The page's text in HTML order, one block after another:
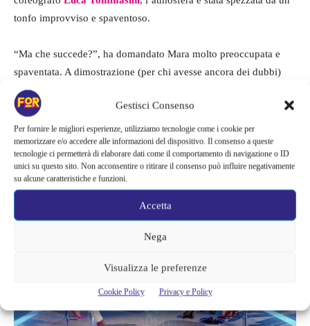
Gestisci Consenso
Per fornire le migliori esperienze, utilizziamo tecnologie come i cookie per
memorizzare e/o accedere alle informazioni del dispositivo. Il consenso a queste
tecnologie ci permetterà di elaborare dati come il comportamento di navigazione o ID
unici su questo sito. Non acconsentire o ritirare il consenso può influire negativamente
su alcune caratteristiche e funzioni.
Accetta
Nega
Visualizza le preferenze
Cookie Policy Privacy e Policy
tonfo improvviso e spaventoso.
“Ma che succede?”, ha domandato Mara molto preoccupata e
spaventata. A dimostrazione (per chi avesse ancora dei dubbi)
che il programma è sempre in diretta è stata la reazione del
pubblico, che si è girato all’unisono verso il rumore, in
atteggiamento sconvolto e terrorizzato. Alessia pensa che sia
stato un fotografo a cadere a terra e sembra che ci avesse preso
in pieno.